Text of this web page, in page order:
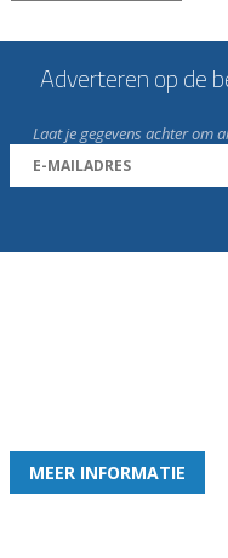
Adverteren op de
Laat je gegevens achter om
Word nu lid
en geniet iedere week
MEER INFORMATIE